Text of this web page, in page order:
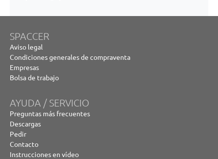
SPACCER
Aviso legal
Condiciones generales de compraventa
Empresas
Bolsa de trabajo
AYUDA / SERVICIO
Preguntas más frecuentes
Descargas
Pedir
Contacto
Instrucciones en vídeo